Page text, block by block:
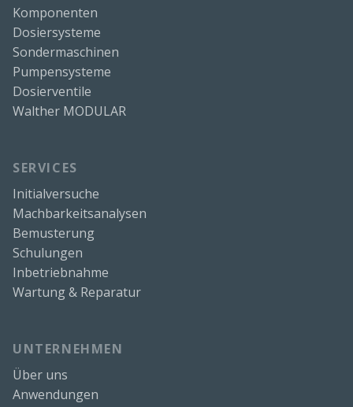
Komponenten
Dosiersysteme
Sondermaschinen
Pumpensysteme
Dosierventile
Walther MODULAR
SERVICES
Initialversuche
Machbarkeitsanalysen
Bemusterung
Schulungen
Inbetriebnahme
Wartung & Reparatur
UNTERNEHMEN
Über uns
Anwendungen